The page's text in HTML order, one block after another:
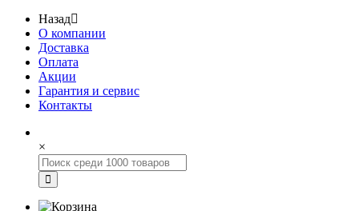
Назад
О компании
Доставка
Оплата
Акции
Гарантия и сервис
Контакты
×